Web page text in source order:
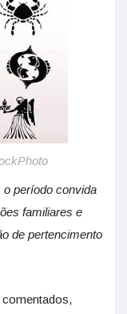
o período convida
familiares e
de pertencimento